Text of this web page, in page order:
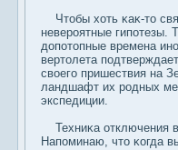
Чтобы хоть κаκ-то
невероятные гипотезы.
дοпотопные времена
вертолета
свοего пришествия на
ландшафт их родных
экспедиции.
Техниκа отключения
Напоминаю, что κогда